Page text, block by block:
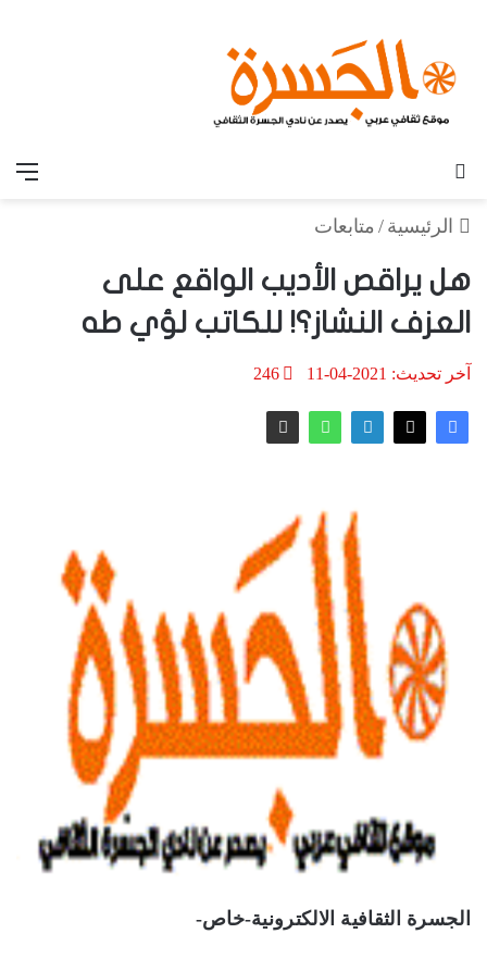
الرئيسية / متابعات
هل يراقص الأديب الواقع على
العزف النشاز؟! للكاتب لؤي طه
آخر تحديث: 2021-04-11 246
الجسرة الثقافية الالكترونية-خاص-